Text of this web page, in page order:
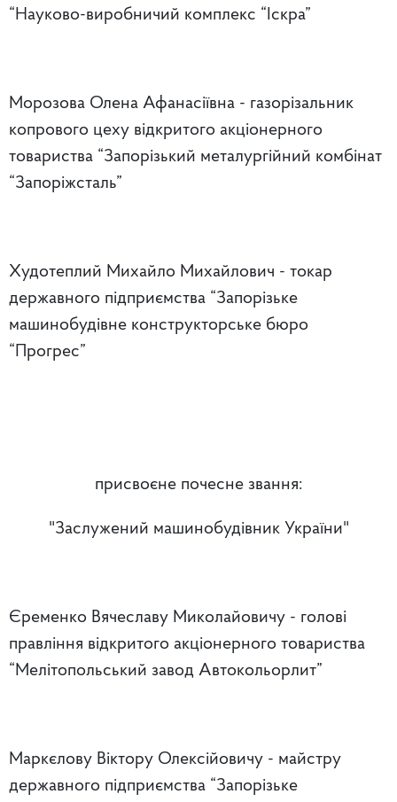
“Науково-виробничий комплекс “Іскра”
Морозова Олена Афанасіївна - газорізальник
копрового цеху відкритого акціонерного
товариства “Запорізький металургійний комбінат
“Запоріжсталь”
Худотеплий Михайло Михайлович - токар
державного підприємства “Запорізьке
машинобудівне конструкторське бюро
“Прогрес”
присвоєне почесне звання:
"Заслужений машинобудівник України"
Єременко Вячеславу Миколайовичу - голові
правління відкритого акціонерного товариства
“Мелітопольський завод Автокольорлит”
Маркєлову Віктору Олексійовичу - майстру
державного підприємства “Запорізьке